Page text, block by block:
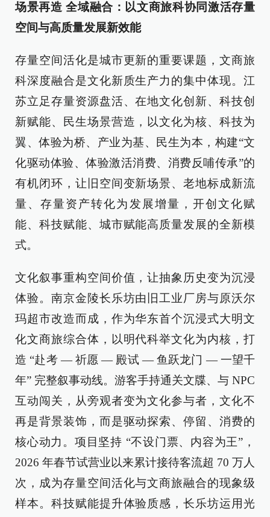
场景再造 全域融合：以文商旅科协同激活存量
空间与高质量发展新效能
存量空间活化是城市更新的重要课题，文商旅
科深度融合是文化新质生产力的集中体现。江
苏立足存量资源盘活、在地文化创新、科技创
新赋能、民生场景营造，以文化为核、科技为
翼、体验为桥、产业为基、民生为本，构建“文
化驱动体验、体验激活消费、消费反哺传承”的
有机闭环，让旧空间变新场景、老地标成新流
量、存量资产转化为发展增量，开创文化赋
能、科技赋能、城市赋能高质量发展的全新模
式。
文化叙事重构空间价值，让抽象历史变为沉浸
体验。南京金陵长乐坊由旧工业厂房与原沃尔
玛超市改造而成，作为华东首个沉浸式大明文
化文商旅综合体，以明代科举文化为内核，打
造 “赴考 — 祈愿 — 殿试 — 鱼跃龙门 — 一望千
年” 完整叙事动线。游客手持通关文牒、与 NPC
互动闯关，从旁观者变为文化参与者，文化不
再是背景装饰，而是驱动探索、停留、消费的
核心动力。项目坚持 “不设门票、内容为王”，
2026 年春节试营业以来累计接待客流超 70 万人
次，成为存量空间活化与文商旅融合的现象级
样本。科技赋能提升体验质感，长乐坊运用光